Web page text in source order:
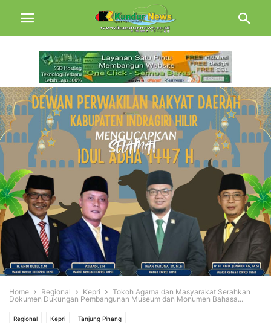
Home Regional Kepri
Tokoh Agama dan Masyarakat Serahkan
Dokumen Dukungan Pembangunan Museum dan Monumen Bahasa...
Regional Kepri Tanjung Pinang